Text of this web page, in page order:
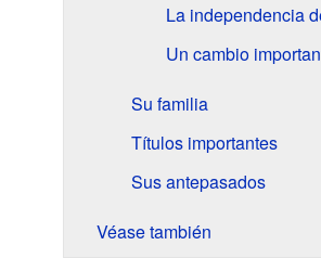
La independencia
Un cambio
Su familia
Títulos importantes
Sus antepasados
Véase también